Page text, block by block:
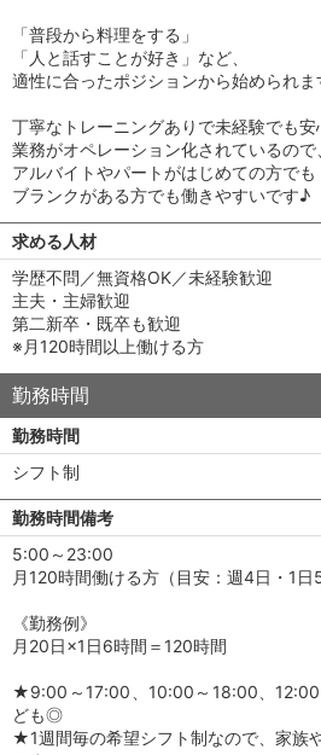
「普段から料理をする」
「人と話すことが好き」など、
適性に合ったポジションから始められま
丁寧なトレーニングありで未経験でも安
業務がオペレーション化されているので
アルバイトやパートがはじめての方でも
ブランクがある方でも働きやすいです♪
求める人材
学歴不問／無資格OK／未経験歓迎
主夫・主婦歓迎
第二新卒・既卒も歓迎
※月120時間以上働ける方
勤務時間
勤務時間
シフト制
勤務時間備考
5:00～23:00
月120時間働ける方（目安：週4日・1日
《勤務例》
月20日×1日6時間＝120時間
★9:00～17:00、10:00～18:00、
ども◎
★1週間毎の希望シフト制なので、家族